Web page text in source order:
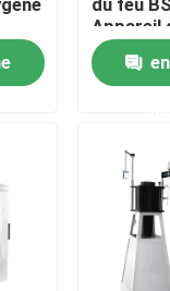
électrique
feu
du feu
Appareil